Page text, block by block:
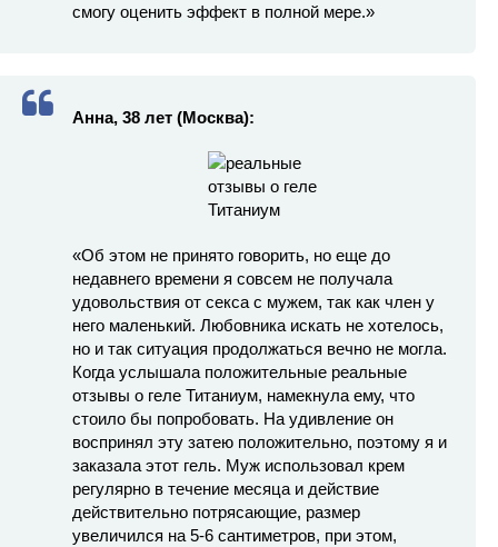
смогу оценить эффект в полной мере.»
Анна, 38 лет (Москва):
«Об этом не принято говорить, но еще до
недавнего времени я совсем не получала
удовольствия от секса с мужем, так как член у
него маленький. Любовника искать не хотелось,
но и так ситуация продолжаться вечно не могла.
Когда услышала положительные реальные
отзывы о геле Титаниум, намекнула ему, что
стоило бы попробовать. На удивление он
воспринял эту затею положительно, поэтому я и
заказала этот гель. Муж использовал крем
регулярно в течение месяца и действие
действительно потрясающие, размер
увеличился на 5-6 сантиметров, при этом,